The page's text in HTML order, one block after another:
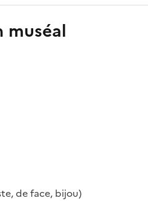
de face, bijou)